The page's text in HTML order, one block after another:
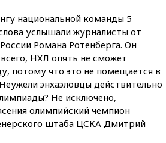
национальной команды 5
услышали журналисты от
Романа Ротенберга. Он
НХЛ опять не сможет
потому что это не помещается в
энхаэловцы действительно
Не исключено,
олимпийский чемпион
штаба ЦСКА Дмитрий